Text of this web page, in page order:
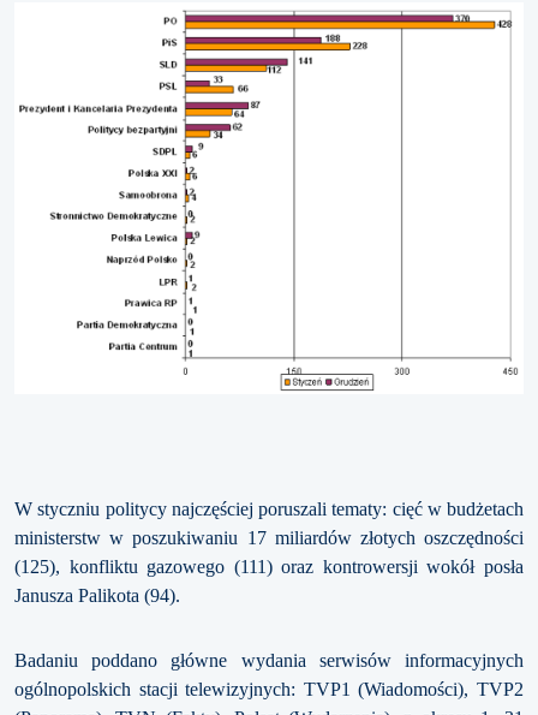
W styczniu politycy najczęściej poruszali tematy: cięć w budżetach
ministerstw w poszukiwaniu 17 miliardów złotych oszczędności
(125), konfliktu gazowego (111) oraz kontrowersji wokół posła
Janusza Palikota (94).
Badaniu poddano główne wydania serwisów informacyjnych
ogólnopolskich stacji telewizyjnych: TVP1 (Wiadomości), TVP2